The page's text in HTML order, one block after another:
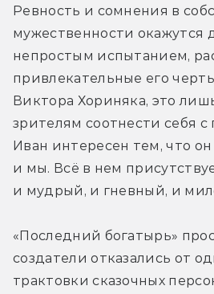
Ревность и сомнения в
мужественности окажутся
непростым испытанием,
привлекательные его
Виктора Хориняка, это
зрителям соотнести себя с
Иван интересен тем, что он
и мы. Всё в нем
и мудрый, и гневный, и
«Последний богатырь»
создатели отказались от
трактовки сказочных